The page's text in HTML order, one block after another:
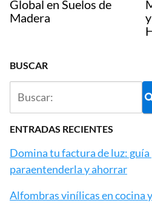
Global en Suelos de
Madera
BUSCAR
ENTRADAS RECIENTES
Domina tu factura de luz:
paraentenderla y ahorrar
Alfombras vinílicas en cocina